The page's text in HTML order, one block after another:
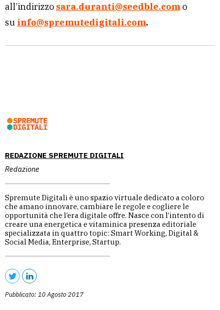
REDAZIONE SPREMUTE DIGITALI
Redazione
Spremute Digitali è uno spazio virtuale dedicato a coloro
che amano innovare, cambiare le regole e cogliere le
opportunità che l’era digitale offre. Nasce con l’intento di
creare una energetica e vitaminica presenza editoriale
specializzata in quattro topic: Smart Working, Digital &
Social Media, Enterprise, Startup.
Pubblicato: 10 Agosto 2017
all’indirizzo sara.duranti@seedble.com o
su info@spremutedigitali.com.